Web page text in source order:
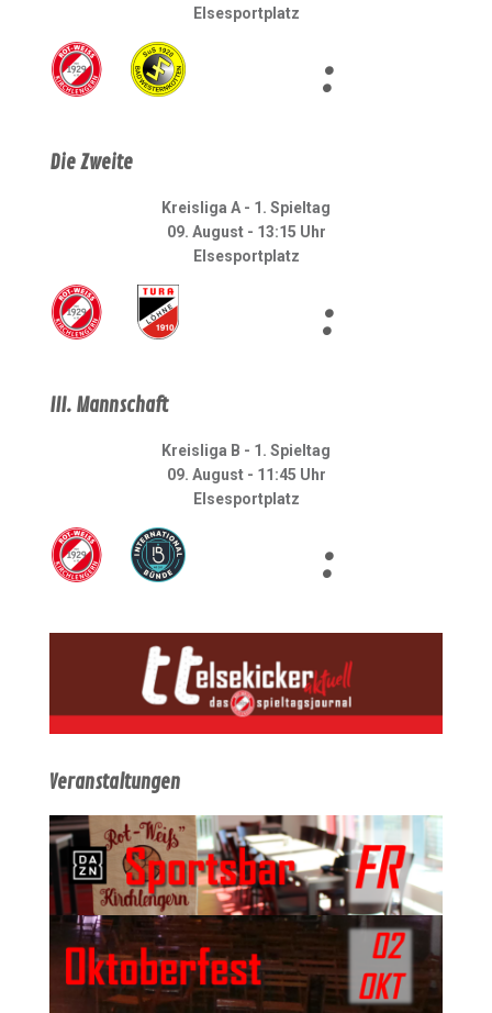
Elsesportplatz
:
Die Zweite
Kreisliga A - 1. Spieltag
09. August - 13:15 Uhr
Elsesportplatz
:
III. Mannschaft
Kreisliga B - 1. Spieltag
09. August - 11:45 Uhr
Elsesportplatz
:
Veranstaltungen